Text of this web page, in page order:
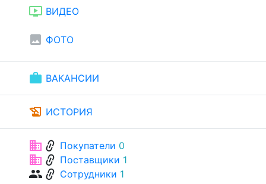
ondemand_video ВИДЕО
image ФОТО
work ВАКАНСИИ
history_edu ИСТОРИЯ
businesslink Покупатели 0
businesslink Поставщики 1
grouplink Сотрудники 1